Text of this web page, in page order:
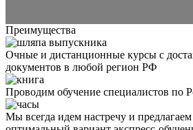
Преимущества
Очные и дистанционные курсы с
документов в любой регион РФ
Проводим обучение специалистов по
Мы всегда идем настречу и